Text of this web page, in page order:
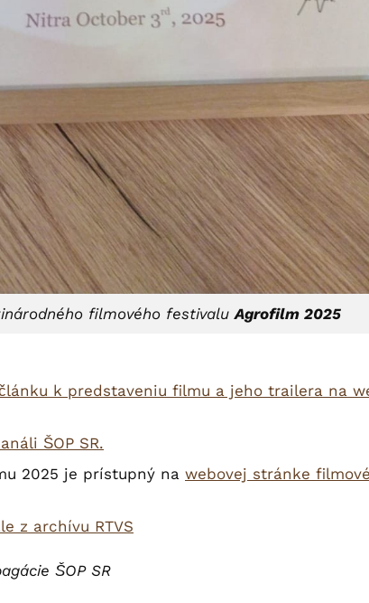
filmového festivaluAgrofilm 2025
k predstaveniu filmu a jeho trailera na
ŠOP SR.
2025 je prístupný na webovej stránke
z archívu RTVS
ŠOP SR